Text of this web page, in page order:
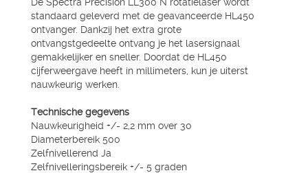
standaard geleverd met de geavanceerde HL450
ontvanger. Dankzij het extra grote
ontvangstgedeelte ontvang je het lasersignaal
gemakkelijker en sneller. Doordat de HL450
cijferweergave heeft in millimeters, kun je uiterst
nauwkeurig werken.
Technische gegevens
Nauwkeurigheid +/- 2,2 mm over 30
Diameterbereik 500
Zelfnivellerend Ja
Zelfnivelleringsbereik +/- 5 graden